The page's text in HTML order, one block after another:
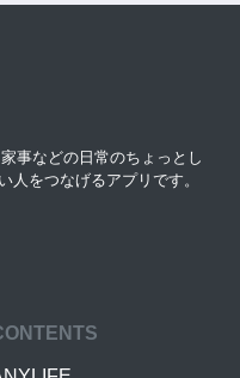
事などの日常のちょっとし
人をつなげるアプリです。